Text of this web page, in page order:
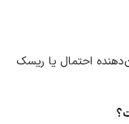
احتمال یا ریسک